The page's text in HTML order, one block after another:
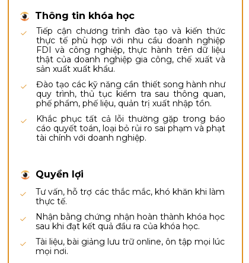
Tiếp cận chương trình đào tạo và kiến thức
thực tế phù hợp với nhu cầu doanh nghiệp
FDI và công nghiệp, thực hành trên dữ liệu
thật của doanh nghiệp gia công, chế xuất và
sản xuất xuất khẩu.
Đào tạo các kỹ năng cần thiết song hành như
quy trình, thủ tục kiểm tra sau thông quan,
phế phẩm, phế liệu, quản trị xuất nhập tồn.
Khắc phục tất cả lỗi thường gặp trong báo
cáo quyết toán, loại bỏ rủi ro sai phạm và phạt
tài chính với doanh nghiệp.
Thông tin khóa học
Tư vấn, hỗ trợ các thắc mắc, khó khăn khi làm
thực tế.
Nhận bằng chứng nhận hoàn thành khóa học
sau khi đạt kết quả đầu ra của khóa học.
Tài liệu, bài giảng lưu trữ online, ôn tập mọi lúc
mọi nơi.
Quyền lợi